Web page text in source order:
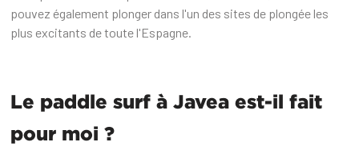
pouvez également plonger dans l'un des sites de plongée les
plus excitants de toute l'Espagne.
Le paddle surf à Javea est-il fait
pour moi ?